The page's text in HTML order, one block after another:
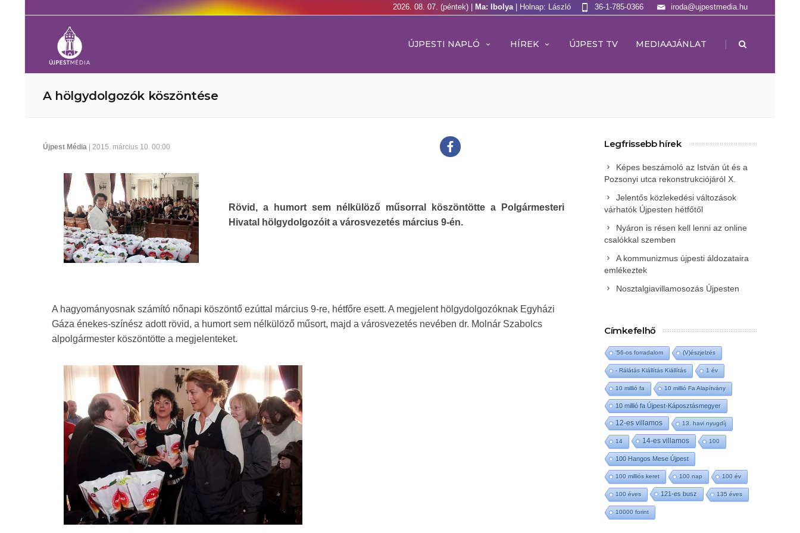
2026. 08. 07. (péntek) | Ma: Ibolya | Holnap: László iroda@ujpestmedia.hu
36-1-785-0366
ÚJPESTI NAPLÓ HÍREK ÚJPEST TV MEDIAAJÁNLAT |
A hölgydolgozók köszöntése
Újpest Média | 2015. március 10. 00:00
Rövid, a humort sem nélkülöző műsorral köszöntötte a Polgármesteri
Hivatal hölgydolgozóit a városvezetés március 9-én.
A hagyományosnak számító nőnapi köszöntő ezúttal március 9-re, hétfőre esett. A megjelent hölgydolgozóknak Egyházi
Gáza énekes-színész adott rövid, a humort sem nélkülöző műsort, majd a városvezetés nevében dr. Molnár Szabolcs
alpolgármester köszöntötte a megjelenteket.
Legfrissebb hírek
Képes beszámoló az István út és a
Pozsonyi utca rekonstrukciójáról X.
Jelentős közlekedési változások
várhatók Újpesten hétfőtől
Nyáron is résen kell lenni az online
csalókkal szemben
A kommunizmus újpesti áldozataira
emlékeztek
Nosztalgiavillamosozás Újpesten
Címkefelhő
'56-os forradalom (V)észjelzés
- Rálátás Kiállítás Kiállítás 1 év
10 millió fa 10 millió Fa Alapítvány
10 millió fa Újpest-Káposztásmegyer
12-es villamos 13. havi nyugdíj
14 14-es villamos 100
100 Hangos Mese Újpest
100 milliós keret 100 nap 100 év
100 éves 121-es busz 135 éves
10000 forint